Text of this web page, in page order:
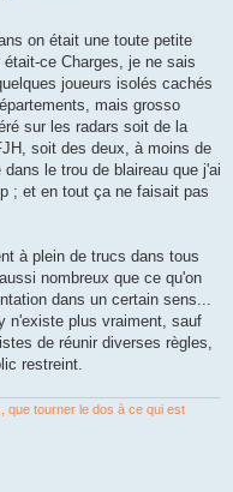
on était une toute petite
ce Charges, je ne sais
joueurs isolés cachés
mais grosso
sur les radars soit de la
soit des deux, à moins de
le trou de blaireau que j'ai
; et en tout ça ne faisait pas
à plein de trucs dans tous
nombreux que ce qu'on
dans un certain sens...
n'existe plus vraiment, sauf
de réunir diverses règles,
restreint.
que tourner le dos à ce qui est